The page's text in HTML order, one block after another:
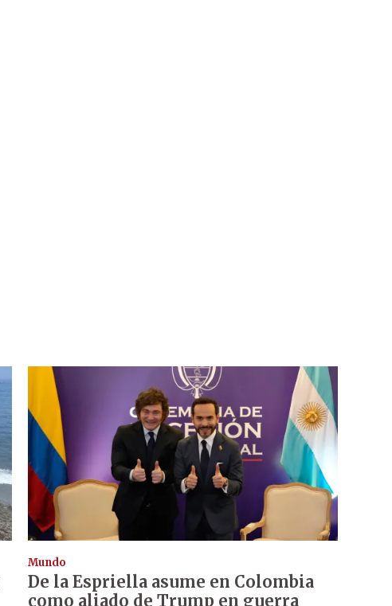
Mundo
De la Espriella asume en Colombia
como aliado de Trump en guerra